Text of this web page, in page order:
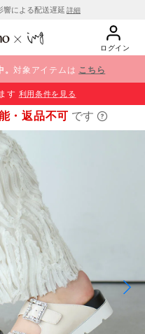
響による配送遅延 詳細
ログイン
。対象アイテムは こちら
す 利用条件を見る
・返品不可 です